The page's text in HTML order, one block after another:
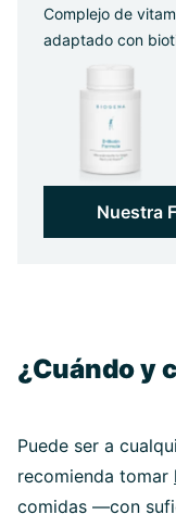
Complejo de
adaptado con
Nuestra
¿Cuándo y
Puede ser a
recomienda tomar
comidas —con